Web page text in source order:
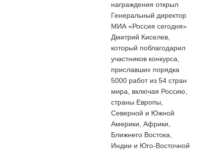
награждения открыл
Генеральный директор
МИА «Россия сегодня»
Дмитрий Киселев,
который поблагодарил
участников конкурса,
приславших порядка
5000 работ из 54 стран
мира, включая Россию,
страны Европы,
Северной и Южной
Америки, Африки,
Ближнего Востока,
Индии и Юго-Восточной